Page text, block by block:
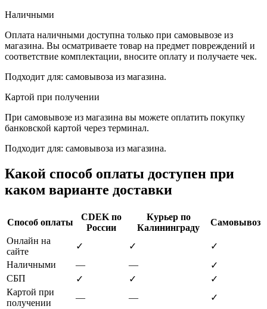
Наличными
Оплата наличными доступна только при самовывозе из
магазина. Вы осматриваете товар на предмет повреждений и
соответствие комплектации, вносите оплату и получаете чек.
Подходит для: самовывоза из магазина.
Картой при получении
При самовывозе из магазина вы можете оплатить покупку
банковской картой через терминал.
Подходит для: самовывоза из магазина.
Какой способ оплаты доступен при
каком варианте доставки
Способ оплаты
CDEK по
России
Курьер по
Калининграду
Самовывоз
Онлайн на
сайте
✓ ✓
✓
Наличными
— —
✓
СБП
✓ ✓
✓
Картой при
получении
— —
✓